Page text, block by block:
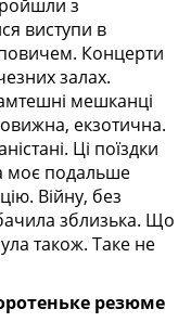
з
виступи в
Концерти
залах.
мешканці
екзотична.
Ці поїздки
моє подальше
Війну, без
зблизька. Що
також. Таке не
резюме